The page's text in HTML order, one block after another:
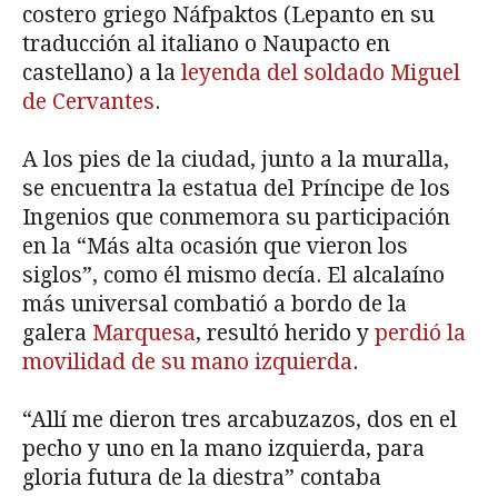
costero griego Náfpaktos (Lepanto en su
traducción al italiano o Naupacto en
castellano) a la leyenda del soldado Miguel
de Cervantes.
A los pies de la ciudad, junto a la muralla,
se encuentra la estatua del Príncipe de los
Ingenios que conmemora su participación
en la “Más alta ocasión que vieron los
siglos”, como él mismo decía. El alcalaíno
más universal combatió a bordo de la
galera Marquesa, resultó herido y perdió la
movilidad de su mano izquierda.
“Allí me dieron tres arcabuzazos, dos en el
pecho y uno en la mano izquierda, para
gloria futura de la diestra” contaba